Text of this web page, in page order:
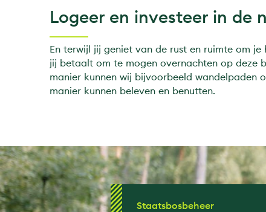
Logeer en investeer in de
En terwijl jij geniet van de rust en ruimte om
jij betaalt om te mogen overnachten op deze
manier kunnen wij bijvoorbeeld wandelpaden
manier kunnen beleven en benutten.
Staatsbosbeheer